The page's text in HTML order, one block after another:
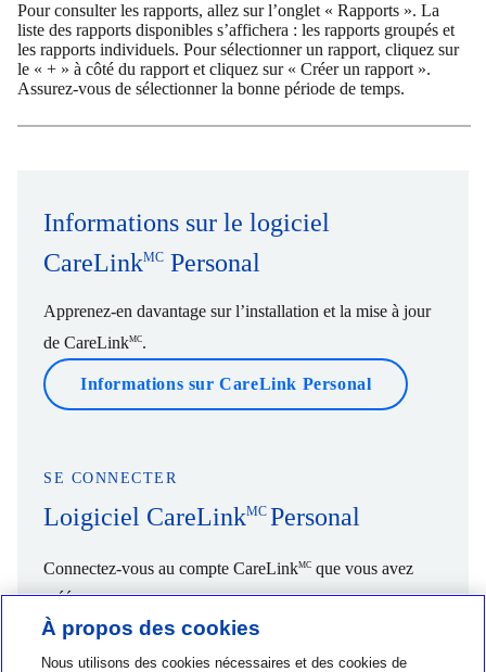
Pour consulter les rapports, allez sur l’onglet « Rapports ». La
liste des rapports disponibles s’affichera : les rapports groupés et
les rapports individuels. Pour sélectionner un rapport, cliquez sur
le « + » à côté du rapport et cliquez sur « Créer un rapport ».
Assurez-vous de sélectionner la bonne période de temps.
Informations sur le logiciel
CareLinkMC Personal
Apprenez-en davantage sur l’installation et la mise à jour
de CareLinkMC.
Informations sur CareLink Personal
SE CONNECTER
Loigiciel CareLinkMC Personal
Connectez-vous au compte CareLinkMC que vous avez
créé.
Connectez-vous à votre compte
À propos des cookies
Nous utilisons des cookies nécessaires et des cookies de